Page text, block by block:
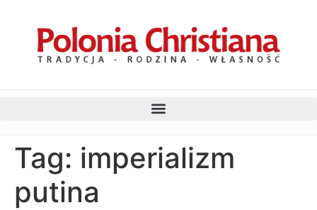
Tag: imperializm
putina